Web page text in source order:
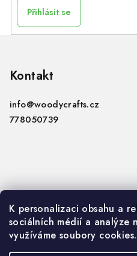
K personalizaci obsahu a
sociálních médií a analýze
využíváme soubory
Přihlásit se
Kontakt
info@woodycrafts.cz
778050739
VOP
GDPR